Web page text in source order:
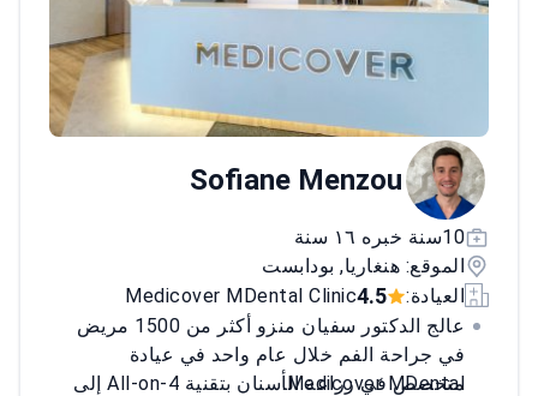
Sofiane Menzou
10سنة خبره ١٦ سنة
الموقع: هنغاريا, بودابست
العيادة:
4.5
Medicover MDental Clinic
عالج الدكتور سفيان منزو أكثر من 1500 مريض
في جراحة الفم خلال عام واحد في عيادة
Medicover MDental.
متخصص في زراعة الأسنان بتقنية All-on-4 إلى